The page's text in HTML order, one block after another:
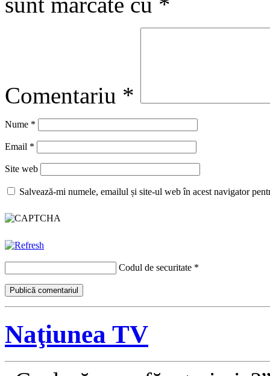
Comentariu *
Nume *
Email *
Site web
Salvează-mi numele, emailul și site-ul web în acest navigator
Codul de securitate *
Naţiunea TV